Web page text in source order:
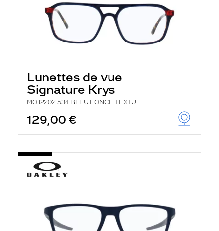
Lunettes de vue
Signature Krys
MOJ2202 534 BLEU FONCE TEXTU
129,00 €